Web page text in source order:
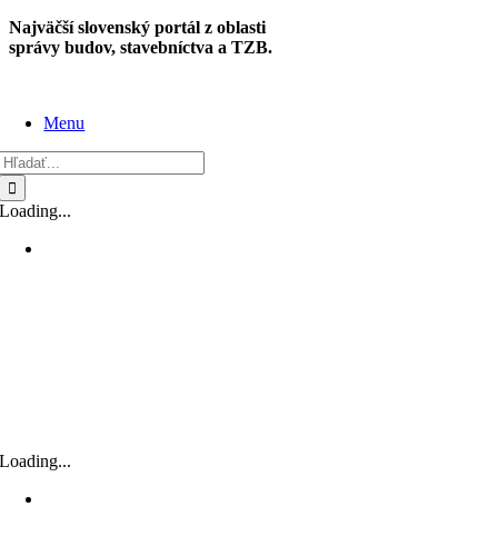
Skip
to
Najväčší slovenský portál z oblasti
správy budov, stavebníctva a TZB.
Menu
Loading...
Loading...